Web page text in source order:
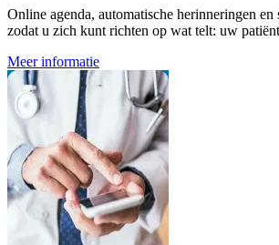
Online agenda, automatische herinneringen
zodat u zich kunt richten op wat telt: uw
Meer informatie